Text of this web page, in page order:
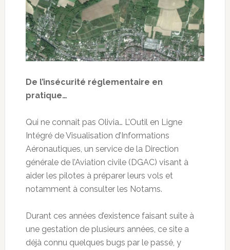
De l’insécurité réglementaire en
pratique…
Qui ne connait pas Olivia… L’Outil en Ligne
Intégré de Visualisation d’Informations
Aéronautiques, un service de la Direction
générale de l’Aviation civile (DGAC) visant à
aider les pilotes à préparer leurs vols et
notamment à consulter les Notams.
Durant ces années d’existence faisant suite à
une gestation de plusieurs années, ce site a
déjà connu quelques bugs par le passé, y